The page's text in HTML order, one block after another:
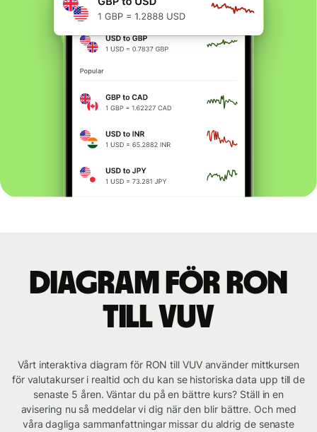
Diagram för RON
till VUV
Vårt interaktiva diagram för RON till VUV använder mittkursen
för valutakurser i realtid och du kan se historiska data upp till de
senaste 5 åren. Väntar du på en bättre kurs? Ställ in en
avisering nu så meddelar vi dig när den blir bättre. Och med
våra dagliga sammanfattningar missar du aldrig de senaste